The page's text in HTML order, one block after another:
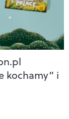
kochamy” i